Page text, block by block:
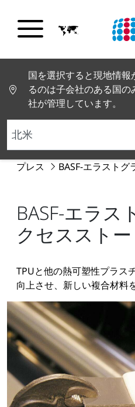
国を選択すると現地情報
るのは子会社のある国
社が管理しています。
PT トップページ
グロー
プレス
BASF-エラスト
BASF-エラス
クセススト
TPUと他の熱可塑性プラス
向上させ、新しい複合材料